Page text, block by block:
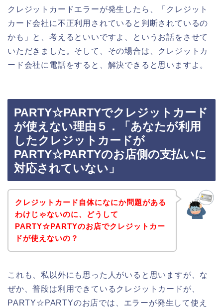
クレジットカードエラーが発生したら、「クレジット
カード会社に不正利用されていると判断されているの
かも」と、考えるといいですよ、というお話をさせて
いただきました。そして、その場合は、クレジットカ
ード会社に電話をすると、解決できると思いますよ。
PARTY☆PARTYでクレジットカード
が使えない理由５．「あなたが利用
したクレジットカードが
PARTY☆PARTYのお店側の支払いに
対応されていない」
クレジットカード自体になにか問題がある
わけじゃないのに、どうして
PARTY☆PARTYのお店でクレジットカー
ドが使えないの？
これも、私以外にも思った人がいると思いますが、な
ぜか、普段は利用できているクレジットカードが、
PARTY☆PARTYのお店では、エラーが発生して使え